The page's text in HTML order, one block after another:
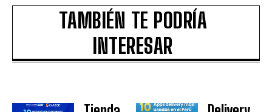
TAMBIÉN TE PODRÍA
INTERESAR